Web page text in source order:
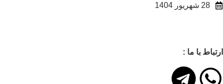
28 شهریور 1404
با ما :